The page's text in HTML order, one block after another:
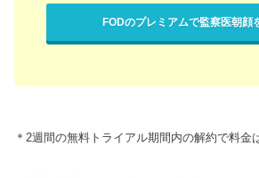
FODのプレミアムで監察医朝顔
＊2週間の無料トライアル期間内の解約で料金